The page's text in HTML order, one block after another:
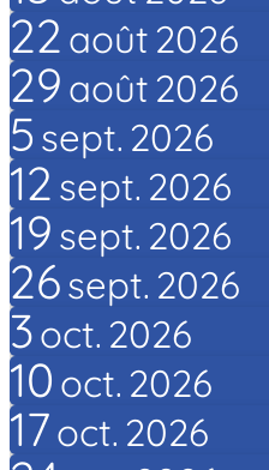
22 août 2026
29 août 2026
5 sept. 2026
12 sept. 2026
19 sept. 2026
26sept. 2026
3oct. 2026
10 oct. 2026
17oct. 2026